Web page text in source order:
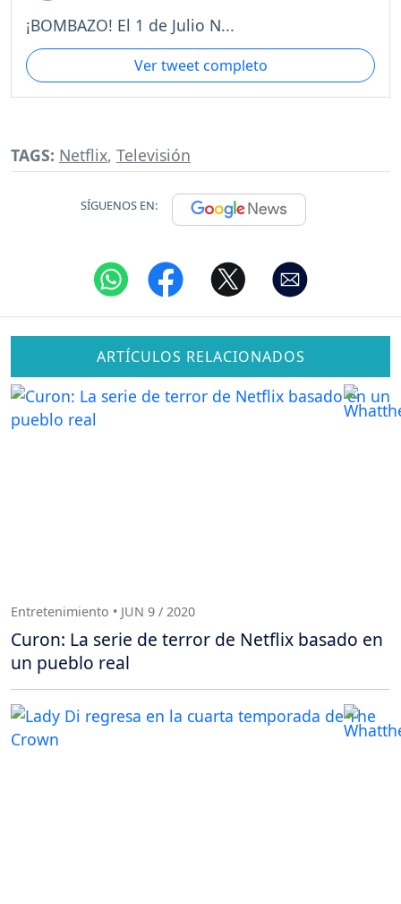
¡BOMBAZO! El 1 de Julio N...
Ver tweet completo
TAGS: Netflix, Televisión
SÍGUENOS EN:
ARTÍCULOS RELACIONADOS
Entretenimiento • JUN 9 / 2020
Curon: La serie de terror de Netflix basado en
un pueblo real